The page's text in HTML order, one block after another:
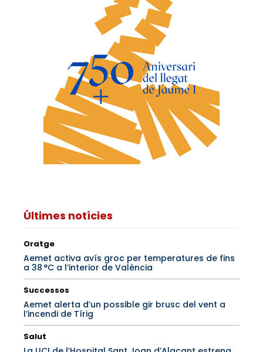
Últimes notícies
Oratge
Aemet activa avís groc per temperatures de fins
a 38 °C a l’interior de València
Successos
Aemet alerta d’un possible gir brusc del vent a
l’incendi de Tírig
Salut